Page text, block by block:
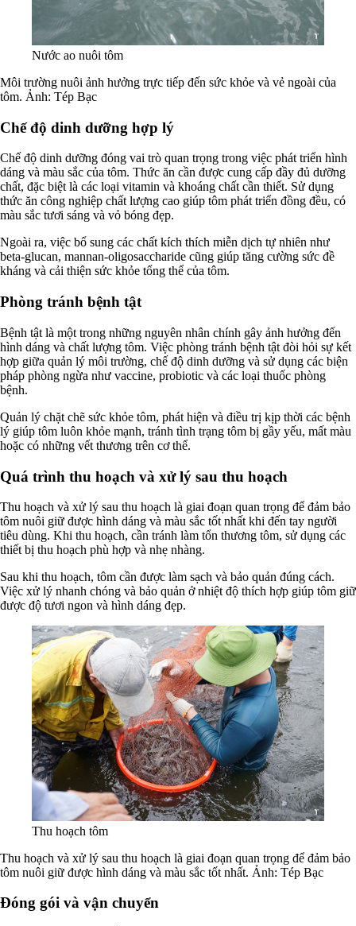
Nước ao nuôi tôm
Môi trường nuôi ảnh hưởng trực tiếp đến sức khỏe và vẻ ngoài của
tôm. Ảnh: Tép Bạc
Chế độ dinh dưỡng hợp lý
Chế độ dinh dưỡng đóng vai trò quan trọng trong việc phát triển hình
dáng và màu sắc của tôm. Thức ăn cần được cung cấp đầy đủ dưỡng
chất, đặc biệt là các loại vitamin và khoáng chất cần thiết. Sử dụng
thức ăn công nghiệp chất lượng cao giúp tôm phát triển đồng đều, có
màu sắc tươi sáng và vỏ bóng đẹp.
Ngoài ra, việc bổ sung các chất kích thích miễn dịch tự nhiên như
beta-glucan, mannan-oligosaccharide cũng giúp tăng cường sức đề
kháng và cải thiện sức khỏe tổng thể của tôm.
Phòng tránh bệnh tật
Bệnh tật là một trong những nguyên nhân chính gây ảnh hưởng đến
hình dáng và chất lượng tôm. Việc phòng tránh bệnh tật đòi hỏi sự kết
hợp giữa quản lý môi trường, chế độ dinh dưỡng và sử dụng các biện
pháp phòng ngừa như vaccine, probiotic và các loại thuốc phòng
bệnh.
Quản lý chặt chẽ sức khỏe tôm, phát hiện và điều trị kịp thời các bệnh
lý giúp tôm luôn khỏe mạnh, tránh tình trạng tôm bị gầy yếu, mất màu
hoặc có những vết thương trên cơ thể.
Quá trình thu hoạch và xử lý sau thu hoạch
Thu hoạch và xử lý sau thu hoạch là giai đoạn quan trọng để đảm bảo
tôm nuôi giữ được hình dáng và màu sắc tốt nhất khi đến tay người
tiêu dùng. Khi thu hoạch, cần tránh làm tổn thương tôm, sử dụng các
thiết bị thu hoạch phù hợp và nhẹ nhàng.
Sau khi thu hoạch, tôm cần được làm sạch và bảo quản đúng cách.
Việc xử lý nhanh chóng và bảo quản ở nhiệt độ thích hợp giúp tôm giữ
được độ tươi ngon và hình dáng đẹp.
Thu hoạch tôm
Thu hoạch và xử lý sau thu hoạch là giai đoạn quan trọng để đảm bảo
tôm nuôi giữ được hình dáng và màu sắc tốt nhất. Ảnh: Tép Bạc
Đóng gói và vận chuyển